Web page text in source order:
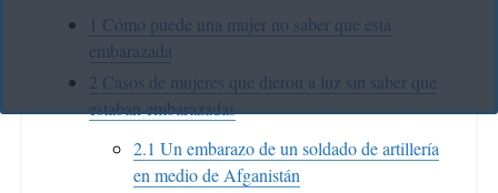
1 Cómo puede una mujer no saber que está
embarazada
2 Casos de mujeres que dieron a luz sin saber que
estaban embarazadas
2.1 Un embarazo de un soldado de artillería
en medio de Afganistán